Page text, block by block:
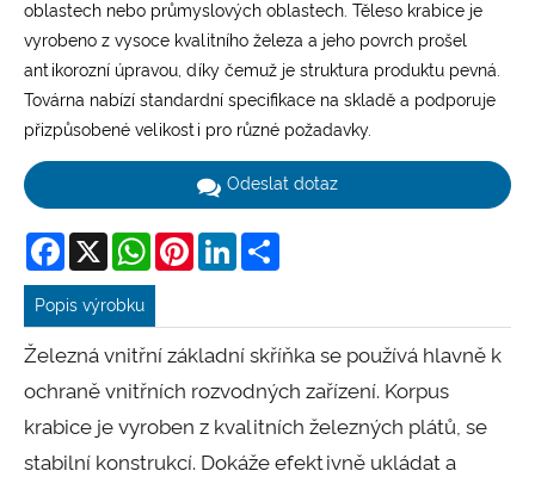
oblastech nebo průmyslových oblastech. Těleso krabice je
vyrobeno z vysoce kvalitního železa a jeho povrch prošel
antikorozní úpravou, díky čemuž je struktura produktu pevná.
Továrna nabízí standardní specifikace na skladě a podporuje
přizpůsobené velikosti pro různé požadavky.
Odeslat dotaz
Facebook
X WhatsAppPinterestLinkedIn
Popis výrobku
Železná vnitřní základní skříňka se používá hlavně k
ochraně vnitřních rozvodných zařízení. Korpus
krabice je vyroben z kvalitních železných plátů, se
stabilní konstrukcí. Dokáže efektivně ukládat a